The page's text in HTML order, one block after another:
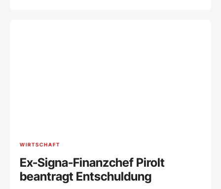
WIRTSCHAFT
Ex-Signa-Finanzchef Pirolt
beantragt Entschuldung